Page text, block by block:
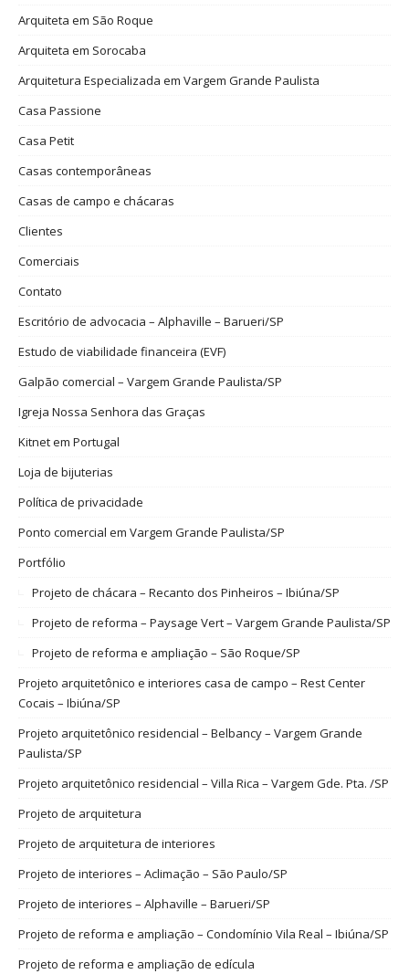
Arquiteta em São Roque
Arquiteta em Sorocaba
Arquitetura Especializada em Vargem Grande Paulista
Casa Passione
Casa Petit
Casas contemporâneas
Casas de campo e chácaras
Clientes
Comerciais
Contato
Escritório de advocacia – Alphaville – Barueri/SP
Estudo de viabilidade financeira (EVF)
Galpão comercial – Vargem Grande Paulista/SP
Igreja Nossa Senhora das Graças
Kitnet em Portugal
Loja de bijuterias
Política de privacidade
Ponto comercial em Vargem Grande Paulista/SP
Portfólio
Projeto de chácara – Recanto dos Pinheiros – Ibiúna/SP
Projeto de reforma – Paysage Vert – Vargem Grande Paulista/SP
Projeto de reforma e ampliação – São Roque/SP
Projeto arquitetônico e interiores casa de campo – Rest Center
Cocais – Ibiúna/SP
Projeto arquitetônico residencial – Belbancy – Vargem Grande
Paulista/SP
Projeto arquitetônico residencial – Villa Rica – Vargem Gde. Pta. /SP
Projeto de arquitetura
Projeto de arquitetura de interiores
Projeto de interiores – Aclimação – São Paulo/SP
Projeto de interiores – Alphaville – Barueri/SP
Projeto de reforma e ampliação – Condomínio Vila Real – Ibiúna/SP
Projeto de reforma e ampliação de edícula